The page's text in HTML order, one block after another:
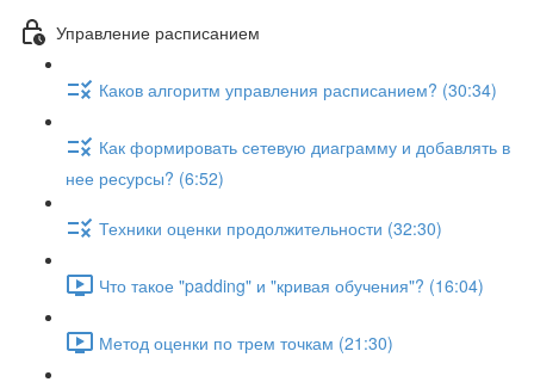
Управление расписанием
Каков алгоритм управления расписанием? (30:34)
Как формировать сетевую диаграмму и добавлять в
нее ресурсы? (6:52)
Техники оценки продолжительности (32:30)
Что такое "padding" и "кривая обучения"? (16:04)
Метод оценки по трем точкам (21:30)